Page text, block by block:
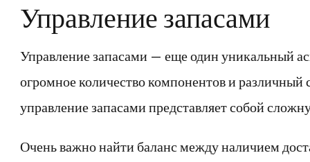
Управление запасами
Управление запасами — еще один уникальный
огромное количество компонентов и различный
управление запасами представляет собой
Очень важно найти баланс между наличием